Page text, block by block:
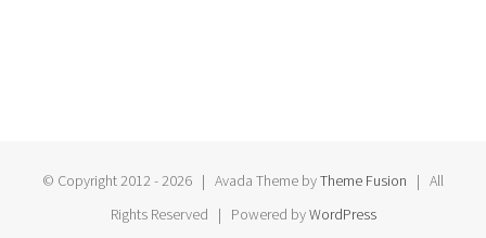
© Copyright 2012 - 2026 | Avada Theme byTheme Fusion | All
Rights Reserved | Powered byWordPress